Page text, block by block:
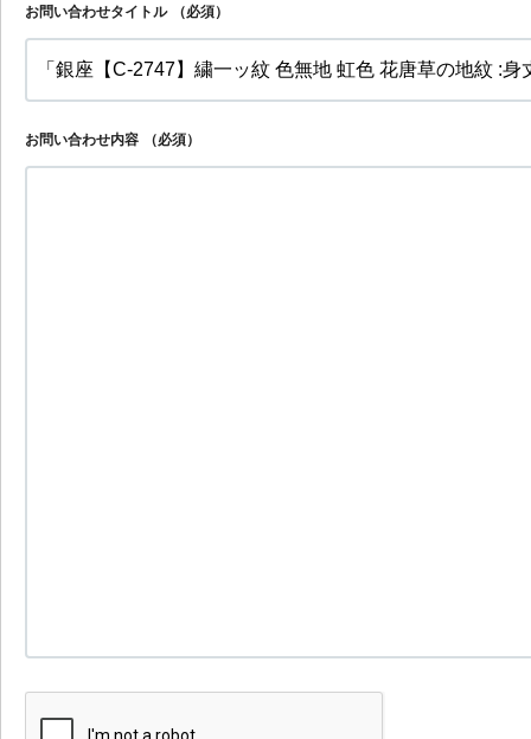
お問い合わせタイトル （必須）
お問い合わせ内容 （必須）